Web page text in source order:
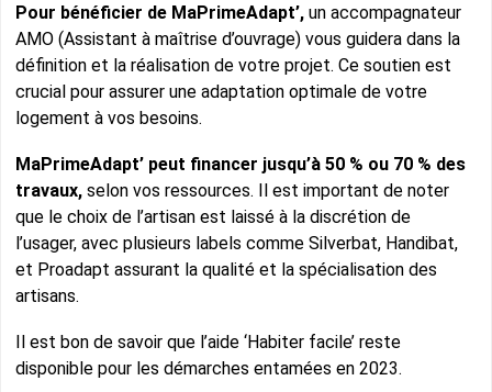
Pour bénéficier de MaPrimeAdapt’, un accompagnateur
AMO (Assistant à maîtrise d’ouvrage) vous guidera dans la
définition et la réalisation de votre projet. Ce soutien est
crucial pour assurer une adaptation optimale de votre
logement à vos besoins.
MaPrimeAdapt’ peut financer jusqu’à 50 % ou 70 % des
travaux, selon vos ressources. Il est important de noter
que le choix de l’artisan est laissé à la discrétion de
l’usager, avec plusieurs labels comme Silverbat, Handibat,
et Proadapt assurant la qualité et la spécialisation des
artisans.
Il est bon de savoir que l’aide ‘Habiter facile’ reste
disponible pour les démarches entamées en 2023.